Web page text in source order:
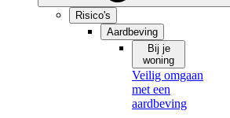
Risico's
Aardbeving
Bij je
woning
Veilig omgaan
met een
aardbeving